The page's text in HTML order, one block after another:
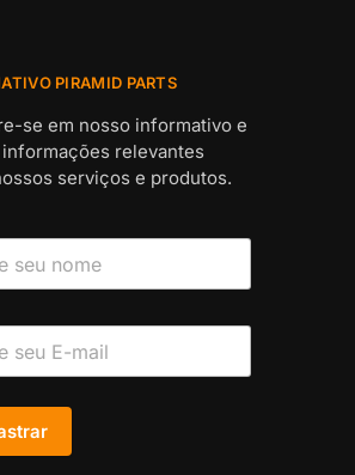
PIRAMID PARTS
se em nosso informativo e
relevantes
serviços e produtos.